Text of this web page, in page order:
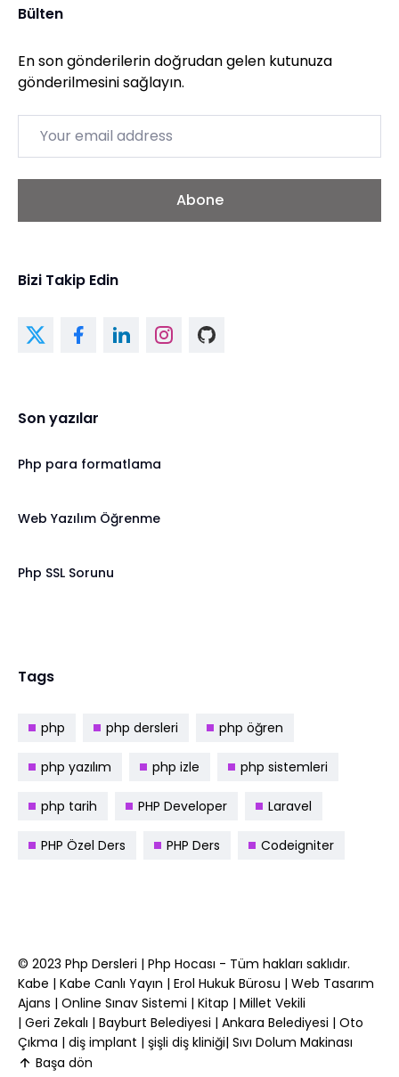
Bülten
En son gönderilerin doğrudan gelen kutunuza
gönderilmesini sağlayın.
Abone
Bizi Takip Edin
Son yazılar
Php para formatlama
Web Yazılım Öğrenme
Php SSL Sorunu
Tags
php php dersleri php öğren
php yazılım php izle php sistemleri
php tarih PHP Developer Laravel
PHP Özel Ders PHP Ders Codeigniter
© 2023 Php Dersleri | Php Hocası - Tüm hakları saklıdır.
Kabe | Kabe Canlı Yayın | Erol Hukuk Bürosu | Web Tasarım
Ajans | Online Sınav Sistemi | Kitap | Millet Vekili
| Geri Zekalı | Bayburt Belediyesi | Ankara Belediyesi | Oto
Çıkma | diş implant | şişli diş kliniği| Sıvı Dolum Makinası
Başa dön